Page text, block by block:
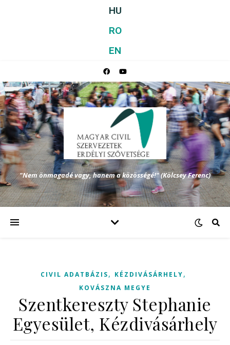
HU
RO
EN
"Nem önmagadé vagy, hanem a közösségé!" (Kölcsey Ferenc)
CIVIL ADATBÁZIS, KÉZDIVÁSÁRHELY,
KOVÁSZNA MEGYE
Szentkereszty Stephanie
Egyesület, Kézdivásárhely